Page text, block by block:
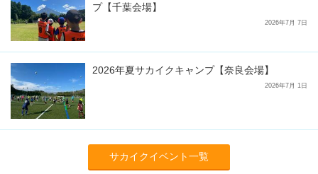
プ【千葉会場】
2026年7月 7日
2026年夏サカイクキャンプ【奈良会場】
2026年7月 1日
サカイクイベント一覧